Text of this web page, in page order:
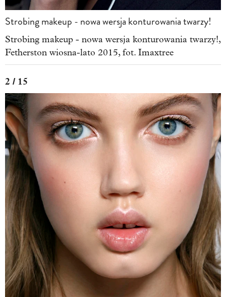
Strobing makeup - nowa wersja konturowania twarzy!
Strobing makeup - nowa wersja konturowania twarzy!,
Fetherston wiosna-lato 2015, fot. Imaxtree
2 / 15